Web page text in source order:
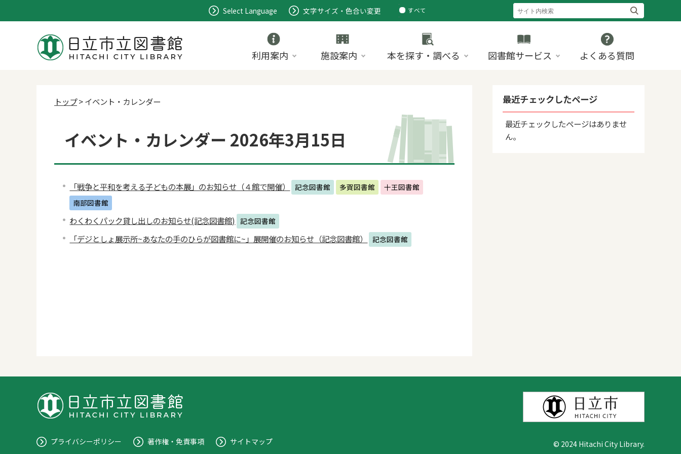
Select Language 文字サイズ・色合い変更
すべて
ページ
利用案内 施設案内 本を探す・調べる 図書館サービス よくある質問
トップ> イベント・カレンダー
イベント・カレンダー 2026年3月15日
「戦争と平和を考える子どもの本展」のお知らせ（４館で開催） 記念図書館 多賀図書館
十王図書館
南部図書館
わくわくパック貸し出しのお知らせ(記念図書館) 記念図書館
「デジとしょ展示所~あなたの手のひらが図書館に~」展開催のお知らせ（記念図書館） 記念図書館
最近チェックしたページ
最近チェックしたページはありませ
ん。
プライバシーポリシー 著作権・免責事項 サイトマップ © 2024 Hitachi City Library.